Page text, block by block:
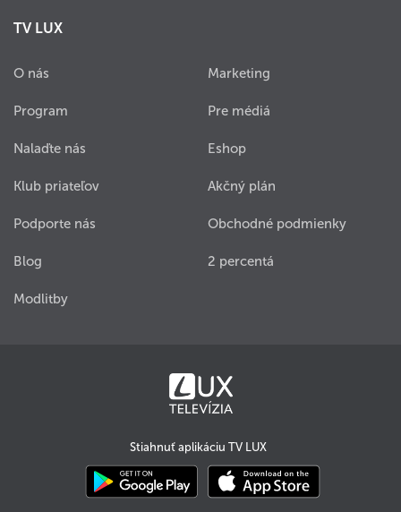
TV LUX
O nás
Program
Nalaďte nás
Klub priateľov
Podporte nás
Blog
Modlitby
Marketing
Pre médiá
Eshop
Akčný plán
Obchodné podmienky
2 percentá
Stiahnuť aplikáciu TV LUX